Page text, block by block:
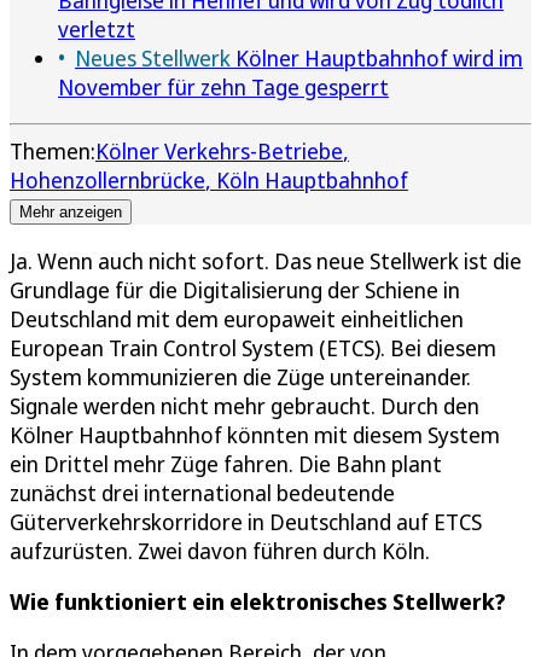
verletzt
Neues Stellwerk Kölner Hauptbahnhof wird im
November für zehn Tage gesperrt
Themen:Kölner Verkehrs-Betriebe
Hohenzollernbrücke Köln Hauptbahnhof
Mehr anzeigen
Ja. Wenn auch nicht sofort. Das neue Stellwerk ist die
Grundlage für die Digitalisierung der Schiene in
Deutschland mit dem europaweit einheitlichen
European Train Control System (ETCS). Bei diesem
System kommunizieren die Züge untereinander.
Signale werden nicht mehr gebraucht. Durch den
Kölner Hauptbahnhof könnten mit diesem System
ein Drittel mehr Züge fahren. Die Bahn plant
zunächst drei international bedeutende
Güterverkehrskorridore in Deutschland auf ETCS
aufzurüsten. Zwei davon führen durch Köln.
Wie funktioniert ein elektronisches Stellwerk?